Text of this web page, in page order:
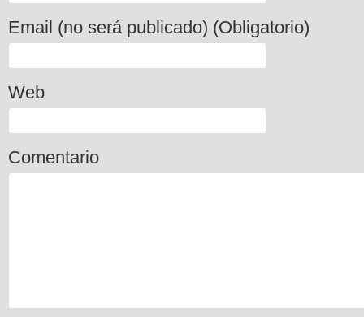
Email (no será publicado) (Obligatorio)
Web
Comentario